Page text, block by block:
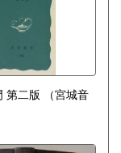
心理学入門 第二版
（宮城音